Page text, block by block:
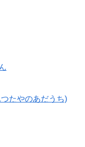
たやのあだうち)